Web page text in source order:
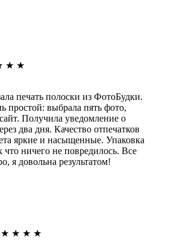
★ ★
печать полоски из ФотоБудки.
простой: выбрала пять фото,
Получила уведомление о
два дня. Качество отпечатков
яркие и насыщенные. Упаковка
что ничего не повредилось. Все
я довольна результатом!
★ ★ ★ ★